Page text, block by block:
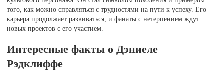
того, как можно справляться с трудностями на пути к успеху. Его
карьера продолжает развиваться, и фанаты с нетерпением ждут
новых проектов с его участием.
Интересные факты о Дэниеле
Рэдклиффе